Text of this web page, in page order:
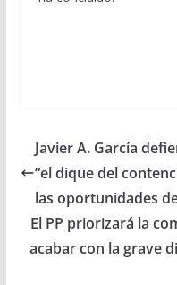
Javier A. García
“el dique del
las oportunidades
El PP priorizará la
acabar con la grave